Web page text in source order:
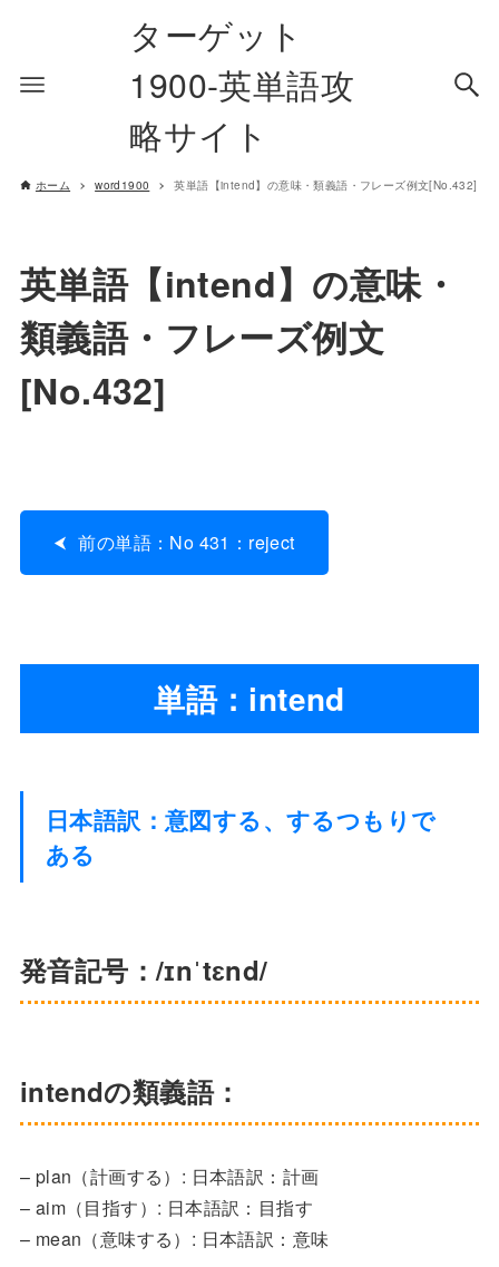
ターゲット
1900-英単語攻
略サイト
ホーム word1900 英単語【intend】の意味・類義語・フレーズ例文[No.432]
英単語【intend】の意味・
類義語・フレーズ例文
[No.432]
前の単語：No 431：reject
単語：intend
日本語訳：意図する、するつもりで
ある
発音記号：/ɪnˈtɛnd/
intendの類義語：
– plan（計画する）: 日本語訳：計画
– aim（目指す）: 日本語訳：目指す
– mean（意味する）: 日本語訳：意味